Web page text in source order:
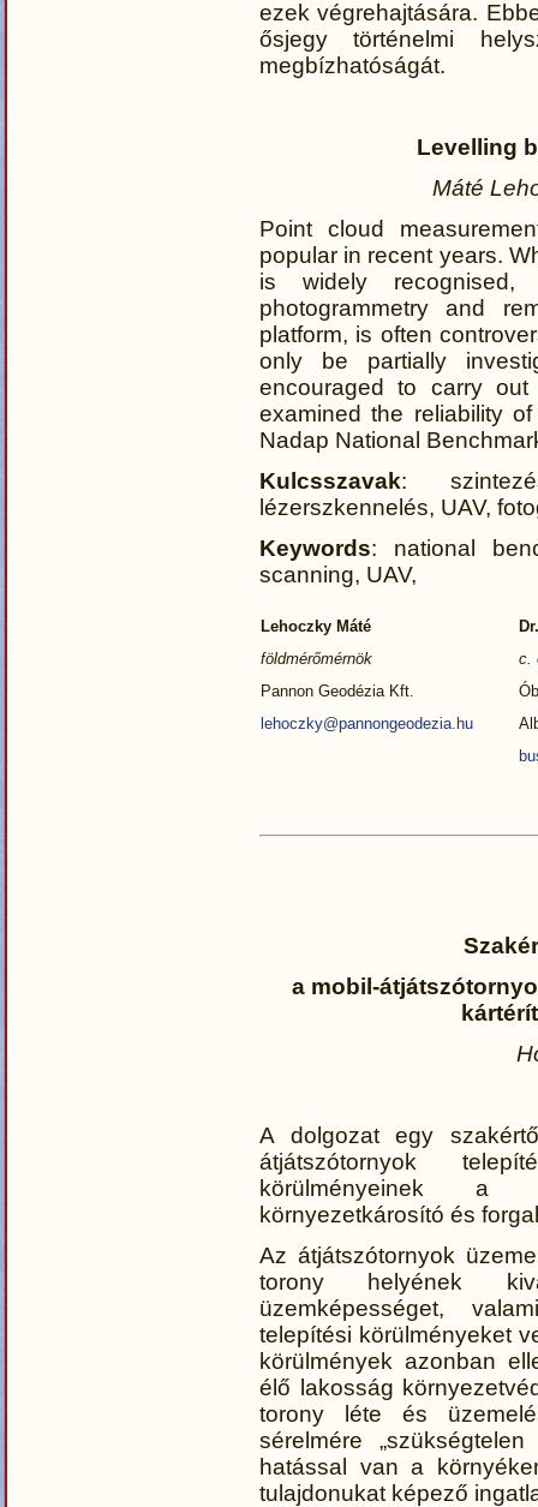
ezek végrehajtására.
ősjegy történelmi
megbízhatóságát.
Levelling
Máté
Point cloud
popular in recent years.
is widely
photogrammetry and
platform, is often
only be partially
encouraged to carry
examined the reliability
Nadap National
Kulcsszavak:
lézerszkennelés, UAV,
Keywords: national
scanning, UAV,
Lehoczky Máté
földmérőmérnök
Pannon Geodézia Kft.
lehoczky@pannongeodezia.hu
c.
a mobil-
A dolgozat egy
átjátszótornyok
körülményeinek a
környezetkárosító és
Az átjátszótornyok
torony helyének
üzemképességet,
telepítési körülményeket
körülmények azonban
élő lakosság
torony léte és
sérelmére
hatással van a
tulajdonukat képező